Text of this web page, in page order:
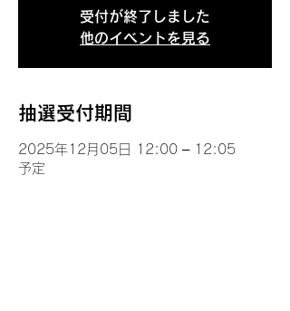
受付が終了しました
他のイベントを見る
抽選受付期間
2025年12月05日 12:00 – 12:05
予定